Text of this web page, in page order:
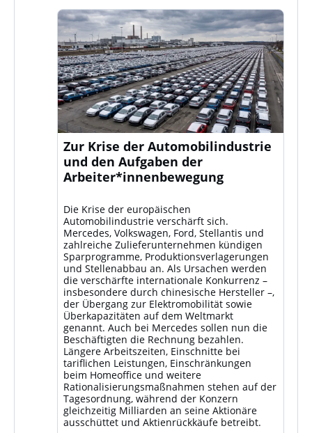
Zur Krise der Automobilindustrie
und den Aufgaben der
Arbeiter*innenbewegung
Die Krise der europäischen
Automobilindustrie verschärft sich.
Mercedes, Volkswagen, Ford, Stellantis und
zahlreiche Zulieferunternehmen kündigen
Sparprogramme, Produktionsverlagerungen
und Stellenabbau an. Als Ursachen werden
die verschärfte internationale Konkurrenz –
insbesondere durch chinesische Hersteller –,
der Übergang zur Elektromobilität sowie
Überkapazitäten auf dem Weltmarkt
genannt. Auch bei Mercedes sollen nun die
Beschäftigten die Rechnung bezahlen.
Längere Arbeitszeiten, Einschnitte bei
tariflichen Leistungen, Einschränkungen
beim Homeoffice und weitere
Rationalisierungsmaßnahmen stehen auf der
Tagesordnung, während der Konzern
gleichzeitig Milliarden an seine Aktionäre
ausschüttet und Aktienrückkäufe betreibt.